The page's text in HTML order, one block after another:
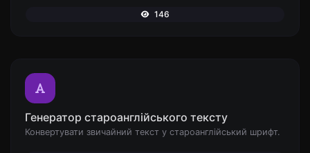
146
Генератор староанглійського тексту
Конвертувати звичайний текст у староанглійський шрифт.